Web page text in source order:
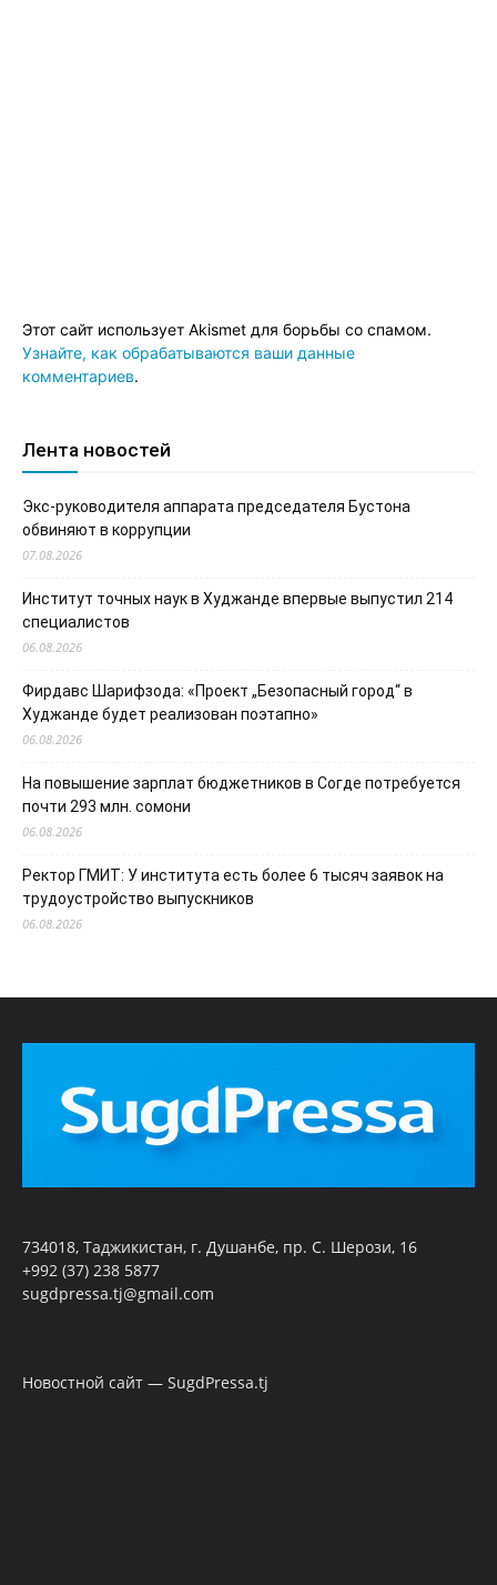
Этот сайт использует Akismet для борьбы со спамом.
Узнайте, как обрабатываются ваши данные
комментариев.
Лента новостей
Экс-руководителя аппарата председателя Бустона
обвиняют в коррупции
07.08.2026
Институт точных наук в Худжанде впервые выпустил 214
специалистов
06.08.2026
Фирдавс Шарифзода: «Проект „Безопасный город“ в
Худжанде будет реализован поэтапно»
06.08.2026
На повышение зарплат бюджетников в Согде потребуется
почти 293 млн. сомони
06.08.2026
Ректор ГМИТ: У института есть более 6 тысяч заявок на
трудоустройство выпускников
06.08.2026
734018, Таджикистан, г. Душанбе, пр. С. Шерози, 16
+992 (37) 238 5877
sugdpressa.tj@gmail.com
Новостной сайт — SugdPressa.tj